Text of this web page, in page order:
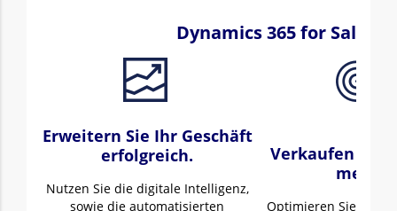
Dynamics 365 for Sales:
Erweitern Sie Ihr Geschäft
erfolgreich.
Nutzen Sie die digitale Intelligenz,
sowie die automatisierten
Verkaufen Sie
mehr.
Optimieren Sie den